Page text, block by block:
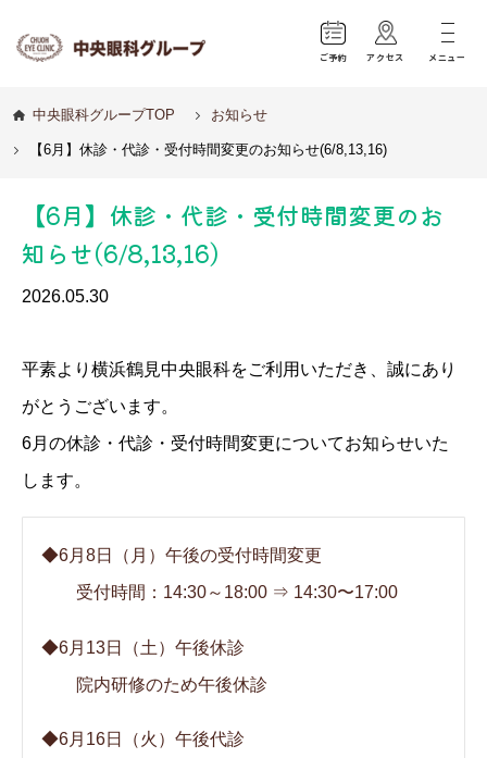
ご予約 アクセス メニュー
中央眼科グループTOP お知らせ
【6月】休診・代診・受付時間変更のお知らせ(6/8,13,16)
【6月】休診・代診・受付時間変更のお
知らせ(6/8,13,16)
2026.05.30
平素より横浜鶴見中央眼科をご利用いただき、誠にあり
がとうございます。
6月の休診・代診・受付時間変更についてお知らせいた
します。
◆6月8日（月）午後の受付時間変更
受付時間：14:30～18:00 ⇒ 14:30〜17:00
◆6月13日（土）午後休診
院内研修のため午後休診
◆6月16日（火）午後代診